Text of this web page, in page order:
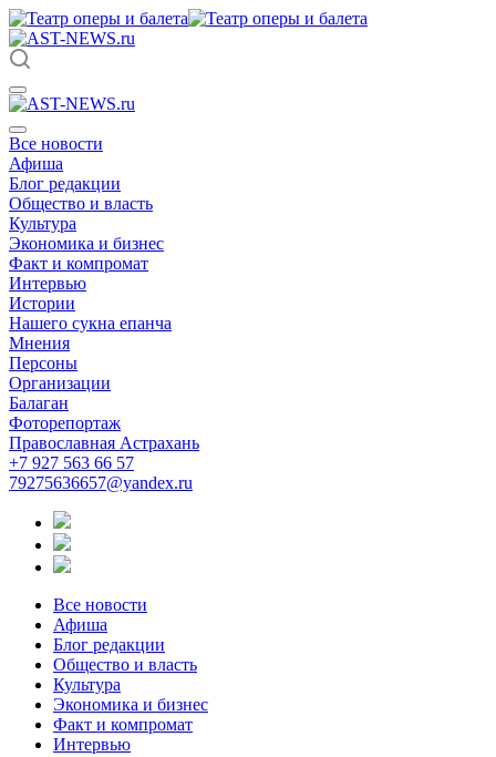
Все новости
Афиша
Блог редакции
Общество и власть
Культура
Экономика и бизнес
Факт и компромат
Интервью
Истории
Нашего сукна епанча
Мнения
Персоны
Организации
Балаган
Фоторепортаж
Православная Астрахань
+7 927 563 66 57
79275636657@yandex.ru
Все новости
Афиша
Блог редакции
Общество и власть
Культура
Экономика и бизнес
Факт и компромат
Интервью